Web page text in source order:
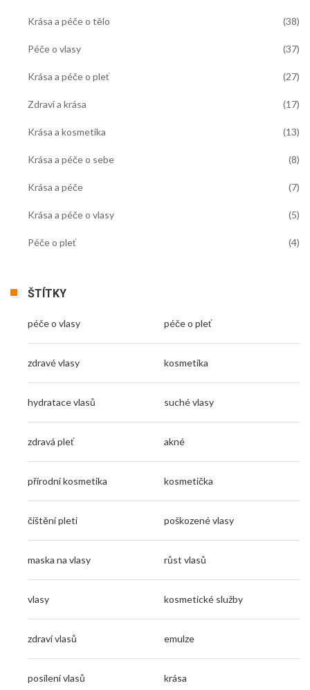
Krása a péče o tělo (38)
Péče o vlasy (37)
Krása a péče o pleť (27)
Zdraví a krása (17)
Krása a kosmetika (13)
Krása a péče o sebe (8)
Krása a péče (7)
Krása a péče o vlasy (5)
Péče o pleť (4)
ŠTÍTKY
péče o vlasy péče o pleť
zdravé vlasy kosmetika
hydratace vlasů suché vlasy
zdravá pleť akné
přírodní kosmetika kosmetička
čištění pleti poškozené vlasy
maska na vlasy růst vlasů
vlasy kosmetické služby
zdraví vlasů emulze
posílení vlasů krása